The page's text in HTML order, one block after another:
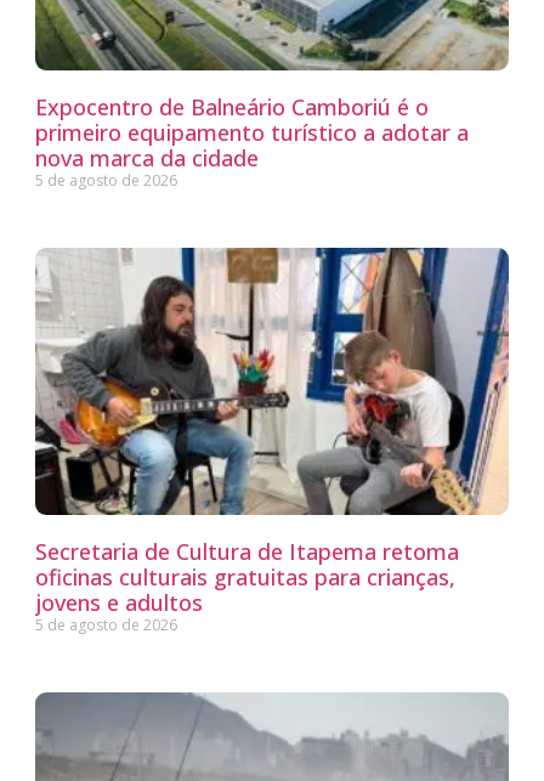
Expocentro de Balneário Camboriú é o
primeiro equipamento turístico a adotar a
nova marca da cidade
5 de agosto de 2026
Secretaria de Cultura de Itapema retoma
oficinas culturais gratuitas para crianças,
jovens e adultos
5 de agosto de 2026